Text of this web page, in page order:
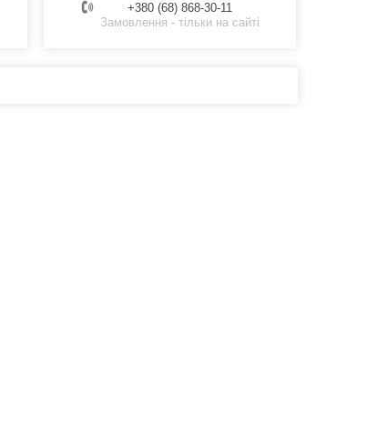
+380 (68) 868-30-11
Замовлення - тільки на сайті